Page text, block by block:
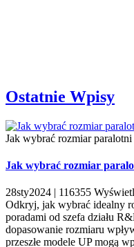
Ostatnie Wpisy
Jak wybrać rozmiar paralotni
Jak wybrać rozmiar
28sty2024 | 116355
Odkryj, jak wybrać idealny
poradami od szefa działu
dopasowanie rozmiaru
przeszłe modele UP mogą